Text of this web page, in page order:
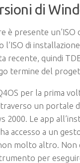
di
è presente un’ISO
l’ISO di
recente, quindi
termine del
per la prima
un portale
2000. Le app
accesso a un
molto altro. Non
per